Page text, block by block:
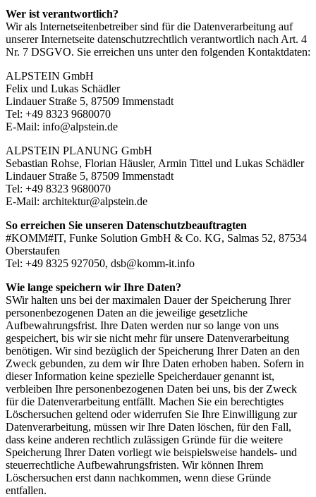
Wer ist verantwortlich?
Wir als Internetseitenbetreiber sind für die Datenverarbeitung auf
unserer Internetseite datenschutzrechtlich verantwortlich nach Art. 4
Nr. 7 DSGVO. Sie erreichen uns unter den folgenden Kontaktdaten:
ALPSTEIN GmbH
Felix und Lukas Schädler
Lindauer Straße 5, 87509 Immenstadt
Tel: +49 8323 9680070
E-Mail: info@alpstein.de
ALPSTEIN PLANUNG GmbH
Sebastian Rohse, Florian Häusler, Armin Tittel und Lukas Schädler
Lindauer Straße 5, 87509 Immenstadt
Tel: +49 8323 9680070
E-Mail: architektur@alpstein.de
So erreichen Sie unseren Datenschutzbeauftragten
#KOMM#IT, Funke Solution GmbH & Co. KG, Salmas 52, 87534
Oberstaufen
Tel: +49 8325 927050, dsb@komm-it.info
Wie lange speichern wir Ihre Daten?
SWir halten uns bei der maximalen Dauer der Speicherung Ihrer
personenbezogenen Daten an die jeweilige gesetzliche
Aufbewahrungsfrist. Ihre Daten werden nur so lange von uns
gespeichert, bis wir sie nicht mehr für unsere Datenverarbeitung
benötigen. Wir sind bezüglich der Speicherung Ihrer Daten an den
Zweck gebunden, zu dem wir Ihre Daten erhoben haben. Sofern in
dieser Information keine spezielle Speicherdauer genannt ist,
verbleiben Ihre personenbezogenen Daten bei uns, bis der Zweck
für die Datenverarbeitung entfällt. Machen Sie ein berechtigtes
Löschersuchen geltend oder widerrufen Sie Ihre Einwilligung zur
Datenverarbeitung, müssen wir Ihre Daten löschen, für den Fall,
dass keine anderen rechtlich zulässigen Gründe für die weitere
Speicherung Ihrer Daten vorliegt wie beispielsweise handels- und
steuerrechtliche Aufbewahrungsfristen. Wir können Ihrem
Löschersuchen erst dann nachkommen, wenn diese Gründe
entfallen.